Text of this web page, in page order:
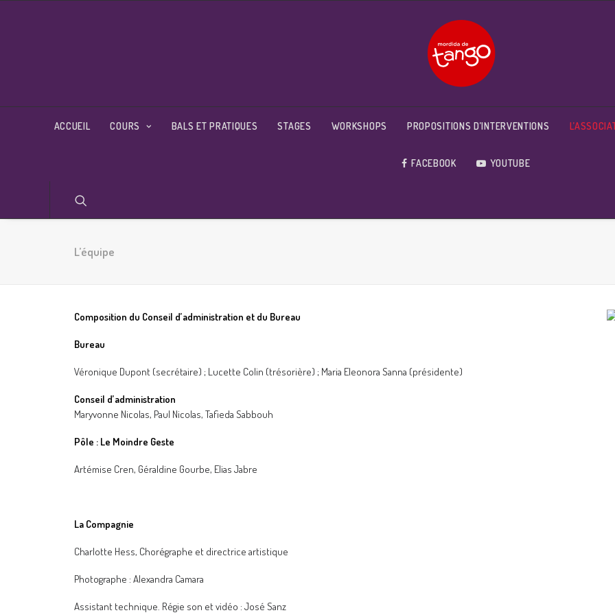
ACCUEIL COURS BALS ET PRATIQUES STAGES WORKSHOPS PROPOSITIONS D’INTERVENTIONS
FACEBOOK YOUTUBE
L’équipe
Composition du Conseil d’administration et du Bureau
Bureau
Véronique Dupont (secrétaire) ; Lucette Colin (trésorière) ; Maria Eleonora Sanna (présidente)
Conseil d’administration
Maryvonne Nicolas, Paul Nicolas, Tafieda Sabbouh
Pôle : Le Moindre Geste
Artémise Cren, Géraldine Gourbe, Elias Jabre
La Compagnie
Charlotte Hess, Chorégraphe et directrice artistique
Photographe : Alexandra Camara
Assistant technique. Régie son et vidéo : José Sanz